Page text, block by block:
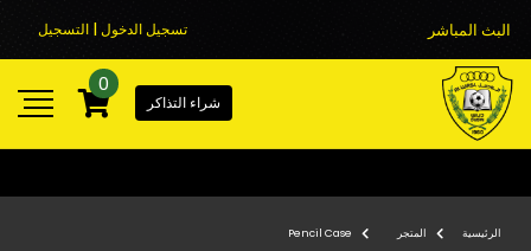
البث المباشر تسجيل الدخول | التسجيل
شراء التذاكر
0
الرئيسية المتجر Pencil Case